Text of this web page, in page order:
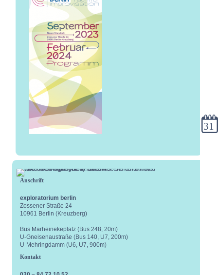
Anschrift
exploratorium berlin
Zossener Straße 24
10961 Berlin (Kreuzberg)
Bus Marheinekeplatz (Bus 248, 20m)
U-Gneisenaustraße (Bus 140, U7, 200m)
U-Mehringdamm (U6, U7, 900m)
Kontakt